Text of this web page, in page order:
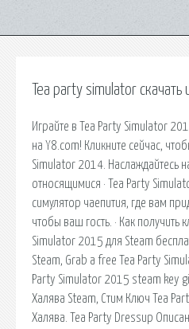
Tea party simulator скачать
Играйте в Tea Party Simulator
на Y8.com! Кликните сейчас,
Simulator 2014. Наслаждайтесь
относящимися · Tea Party
симулятор чаепития, где вам
чтобы ваш гость. · Как получить
Simulator 2015 для Steam
Steam, Grab a free Tea Party
Party Simulator 2015 steam key
Халява Steam, Стим Ключ Tea
Халява. Tea Party Dressup